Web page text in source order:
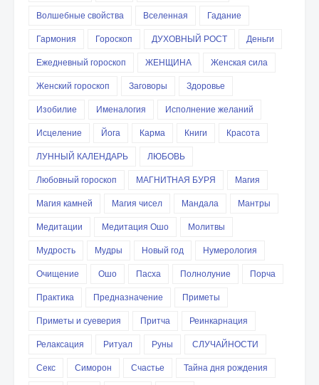
Волшебные свойства
Вселенная
Гадание
Гармония
Гороскоп ДУХОВНЫЙ РОСТ
Деньги
Ежедневный гороскоп
ЖЕНЩИНА
Женская сила
Женский гороскоп
Заговоры
Здоровье
Изобилие
Именалогия
Исполнение желаний
Исцеление
Йога Карма Книги
Красота
ЛУННЫЙ КАЛЕНДАРЬ
ЛЮБОВЬ
Любовный гороскоп
МАГНИТНАЯ БУРЯ
Магия
Магия камней
Магия чисел Мандала
Мантры
Медитации
Медитация Ошо
Молитвы
Мудрость
Мудры Новый год
Нумерология
Очищение
Ошо Пасха Полнолуние
Порча
Практика
Предназначение
Приметы
Приметы и суеверия
Притча
Реинкарнация
Релаксация
Ритуал Руны
СЛУЧАЙНОСТИ
Секс
Симорон Счастье
Тайна дня рождения